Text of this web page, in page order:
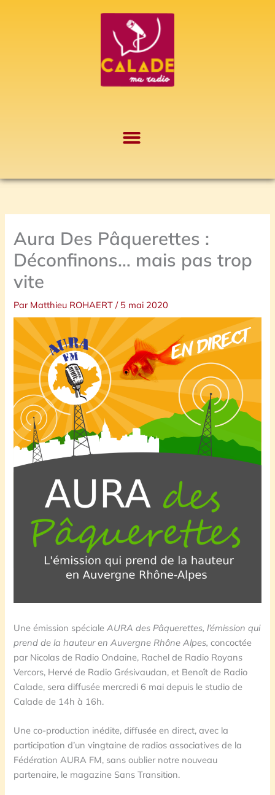
Aura Des Pâquerettes :
Déconfinons… mais pas trop
vite
Par Matthieu ROHAERT/ 5 mai 2020
Une émission spécialeAURA des Pâquerettes, l’émission qui
prend de la hauteur en Auvergne Rhône Alpes, concoctée
par Nicolas de Radio Ondaine, Rachel de Radio Royans
Vercors, Hervé de Radio Grésivaudan, et Benoît de Radio
Calade, sera diffusée mercredi 6 mai depuis le studio de
Calade de 14h à 16h.
Une co-production inédite, diffusée en direct, avec la
participation d’un vingtaine de radios associatives de la
Fédération AURA FM, sans oublier notre nouveau
partenaire, le magazine Sans Transition.